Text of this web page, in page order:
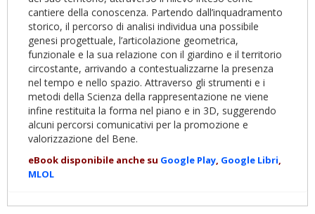
cantiere della conoscenza. Partendo dall’inquadramento
storico, il percorso di analisi individua una possibile
genesi progettuale, l’articolazione geometrica,
funzionale e la sua relazione con il giardino e il territorio
circostante, arrivando a contestualizzarne la presenza
nel tempo e nello spazio. Attraverso gli strumenti e i
metodi della Scienza della rappresentazione ne viene
infine restituita la forma nel piano e in 3D, suggerendo
alcuni percorsi comunicativi per la promozione e
valorizzazione del Bene.
eBook disponibile anche su Google Play, Google Libri,
MLOL